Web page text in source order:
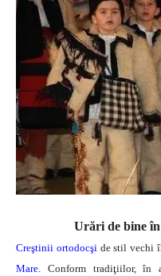
Urări de bine
Creştinii ortodocşi de stil vechi
Mare . Conform tradiţiilor, în